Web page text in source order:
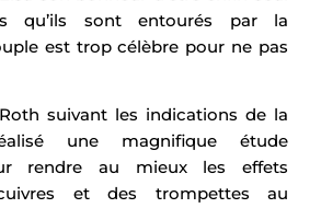
qu’ils sont entourés par la
est trop célèbre pour ne pas
suivant les indications de la
une magnifique étude
rendre au mieux les effets
et des trompettes au